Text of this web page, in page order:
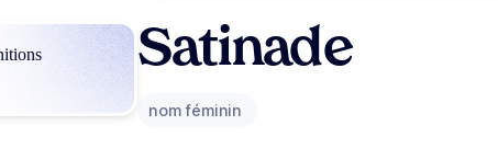
Satinade
nom féminin